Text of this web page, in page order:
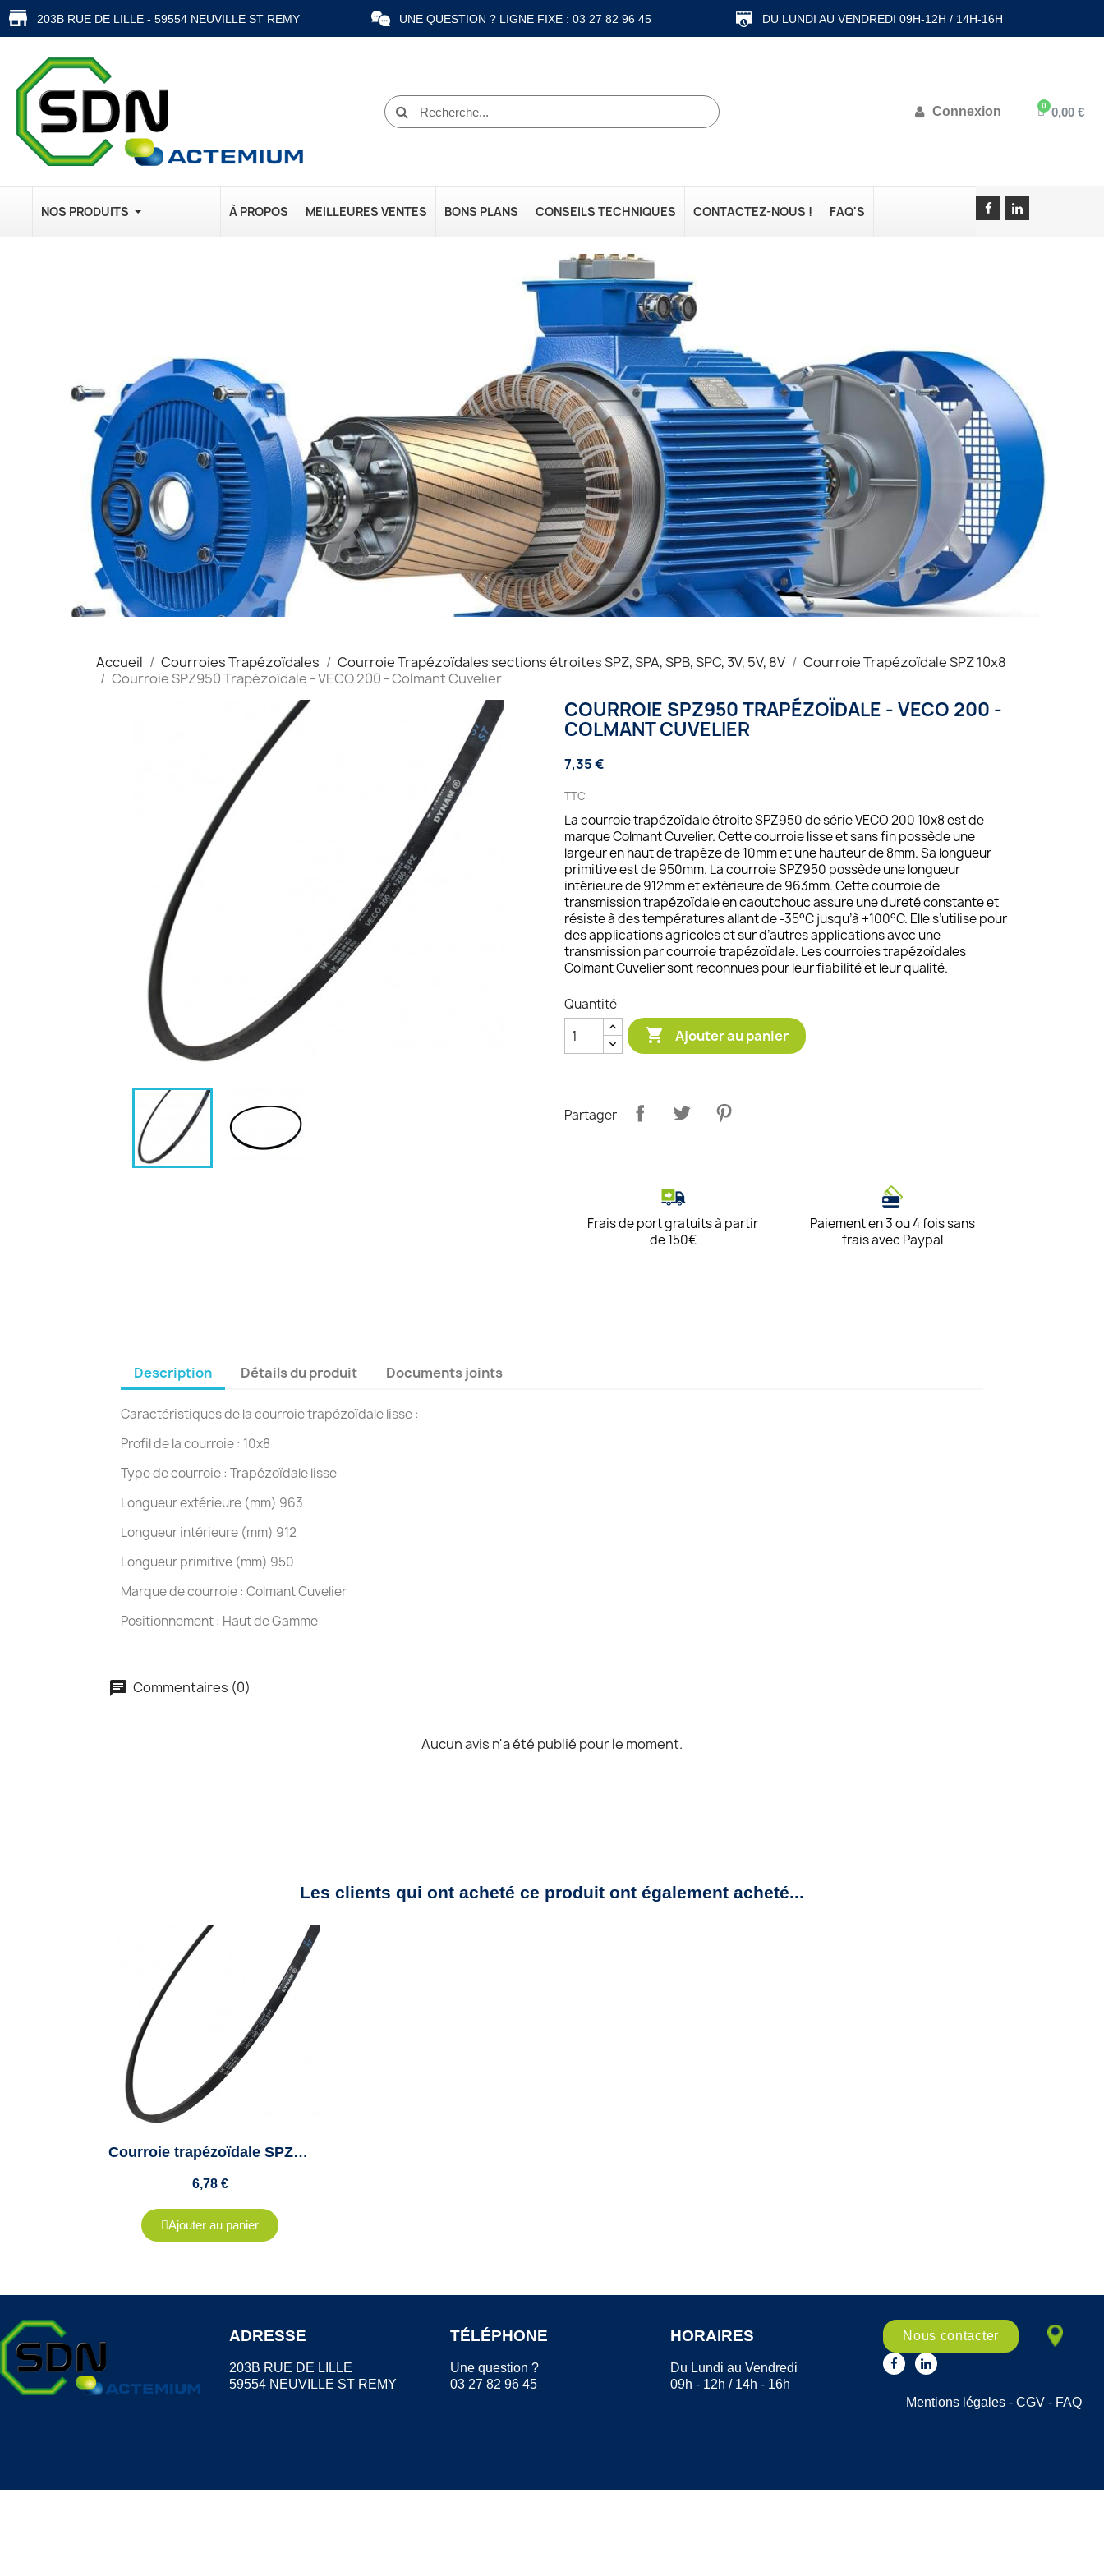
203B RUE DE LILLE - 59554 NEUVILLE ST REMY UNE QUESTION ? LIGNE FIXE : 03 27 82 96 45 DU LUNDI AU VENDREDI 09H-12H / 14H-16H
Connexion 0,00 €
NOS PRODUITS À PROPOS MEILLEURES VENTES BONS PLANS CONSEILS TECHNIQUES CONTACTEZ-NOUS ! FAQ'S
Accueil Courroies Trapézoïdales Courroie Trapézoïdales sections étroites SPZ, SPA, SPB, SPC, 3V, 5V, 8V
Courroie Trapézoïdale SPZ 10x8
Courroie SPZ950 Trapézoïdale - VECO 200 - Colmant Cuvelier
COURROIE SPZ950 TRAPÉZOÏDALE - VECO 200 -
COLMANT CUVELIER
7,35 €
TTC
La courroie trapézoïdale étroite SPZ950 de série VECO 200 10x8 est de
marque Colmant Cuvelier. Cette courroie lisse et sans fin possède une
largeur en haut de trapèze de 10mm et une hauteur de 8mm. Sa longueur
primitive est de 950mm. La courroie SPZ950 possède une longueur
intérieure de 912mm et extérieure de 963mm. Cette courroie de
transmission trapézoïdale en caoutchouc assure une dureté constante et
résiste à des températures allant de -35°C jusqu’à +100°C. Elle s’utilise pour
des applications agricoles et sur d’autres applications avec une
transmission par courroie trapézoïdale. Les courroies trapézoïdales
Colmant Cuvelier sont reconnues pour leur fiabilité et leur qualité.
Quantité
 Ajouter au panier
Partager
Frais de port gratuits à partir
de 150€
Paiement en 3 ou 4 fois sans
frais avec Paypal
Description Détails du produit Documents joints
Caractéristiques de la courroie trapézoïdale lisse :
Profil de la courroie : 10x8
Type de courroie : Trapézoïdale lisse
Longueur extérieure (mm) 963
Longueur intérieure (mm) 912
Longueur primitive (mm) 950
Marque de courroie : Colmant Cuvelier
Positionnement : Haut de Gamme
Commentaires (0)
Aucun avis n'a été publié pour le moment.
Les clients qui ont acheté ce produit ont également acheté...
Courroie trapézoïdale SPZ 837 - VECO 200 - Colmant Cuvelier
6,78 €
Ajouter au panier
ADRESSE
203B RUE DE LILLE
59554 NEUVILLE ST REMY
TÉLÉPHONE
Une question ?
03 27 82 96 45
HORAIRES
Du Lundi au Vendredi
09h - 12h / 14h - 16h
Nous contacter
Mentions légales- CGV- FAQ